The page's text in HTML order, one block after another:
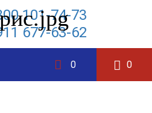
101-74-73
677-63-62
0 0